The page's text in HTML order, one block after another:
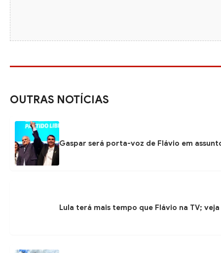
OUTRAS NOTÍCIAS
Gaspar será porta-voz de Flávio em
Lula terá mais tempo que Flávio na TV;